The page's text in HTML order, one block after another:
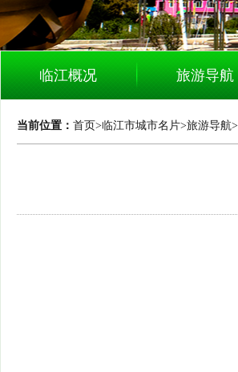
临江概况 旅游导航
当前位置： 首页>临江市城市名片>旅游导航>